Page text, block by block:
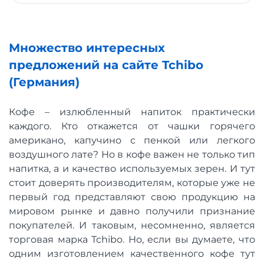
Множество интересных
предложений на сайте Tchibo
(Германия)
Кофе – излюбленный напиток практически
каждого. Кто откажется от чашки горячего
американо, капучино с пенкой или легкого
воздушного лате? Но в кофе важен не только тип
напитка, а и качество используемых зерен. И тут
стоит доверять производителям, которые уже не
первый год представляют свою продукцию на
мировом рынке и давно получили признание
покупателей. И таковым, несомненно, является
торговая марка Tchibo. Но, если вы думаете, что
одним изготовлением качественного кофе тут